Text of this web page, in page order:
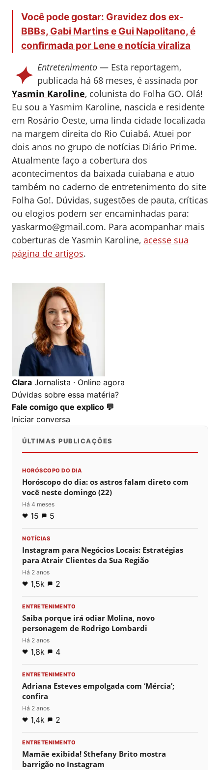
Você pode gostar: Gravidez dos ex-
BBBs, Gabi Martins e Gui Napolitano, é
confirmada por Lene e notícia viraliza
✦ Entretenimento — Esta reportagem,
publicada há 68 meses, é assinada por
Yasmin Karoline, colunista do Folha GO. Olá!
Eu sou a Yasmim Karoline, nascida e residente
em Rosário Oeste, uma linda cidade localizada
na margem direita do Rio Cuiabá. Atuei por
dois anos no grupo de notícias Diário Prime.
Atualmente faço a cobertura dos
acontecimentos da baixada cuiabana e atuo
também no caderno de entretenimento do site
Folha Go!. Dúvidas, sugestões de pauta, críticas
ou elogios podem ser encaminhadas para:
yaskarmo@gmail.com. Para acompanhar mais
coberturas de Yasmin Karoline, acesse sua
página de artigos.
Clara Jornalista · Online agora
Dúvidas sobre essa matéria?
Fale comigo que explico 💬
Iniciar conversa
ÚLTIMAS PUBLICAÇÕES
HORÓSCOPO DO DIA
Horóscopo do dia: os astros falam direto com
você neste domingo (22)
Há 4 meses
15 5
NOTÍCIAS
Instagram para Negócios Locais: Estratégias
para Atrair Clientes da Sua Região
Há 2 anos
1,5k 2
ENTRETENIMENTO
Saiba porque irá odiar Molina, novo
personagem de Rodrigo Lombardi
Há 2 anos
1,8k 4
ENTRETENIMENTO
Adriana Esteves empolgada com ‘Mércia’;
confira
Há 2 anos
1,4k 2
ENTRETENIMENTO
Mamãe exibida! Sthefany Brito mostra
barrigão no Instagram